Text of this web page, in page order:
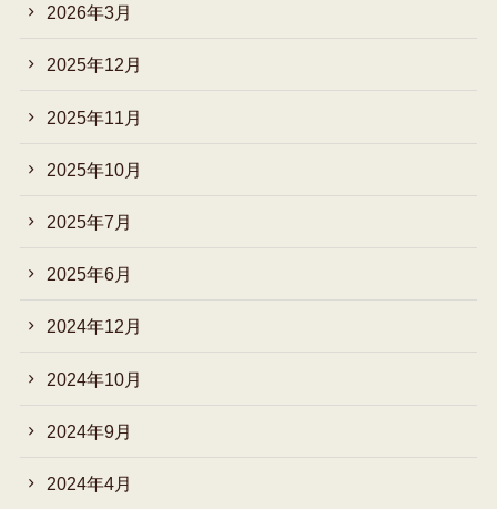
2026年3月
2025年12月
2025年11月
2025年10月
2025年7月
2025年6月
2024年12月
2024年10月
2024年9月
2024年4月